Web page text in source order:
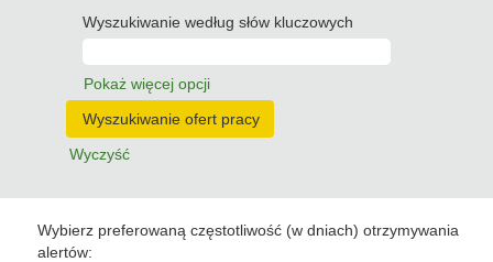
Wyszukiwanie według słów kluczowych
Pokaż więcej opcji
Wyczyść
Wybierz preferowaną częstotliwość (w dniach) otrzymywania
alertów: